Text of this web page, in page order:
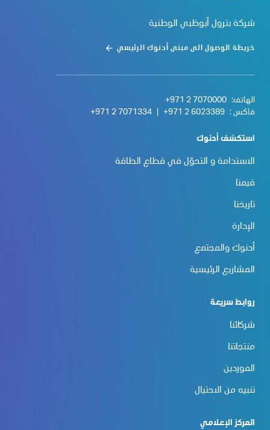
شركة بترول أبوظبي الوطنية
خريطة الوصول الى مبنى أدنوك الرئيسي
الهاتف: +971 2 7070000
فاكس : +971 2 6023389
+971 2 7071334
استكشف أدنوك
الاستدامة و التحوّل في قطاع الطاقة
قيمنا
تاريخنا
الإدارة
أدنوك والمجتمع
المشاريع الرئيسية
روابط سريعة
شركائنا
منتجاتنا
الموردين
تنبيه من الاحتيال
المركز الإعلامي